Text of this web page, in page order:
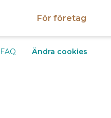
För företag
FAQ Ändra cookies